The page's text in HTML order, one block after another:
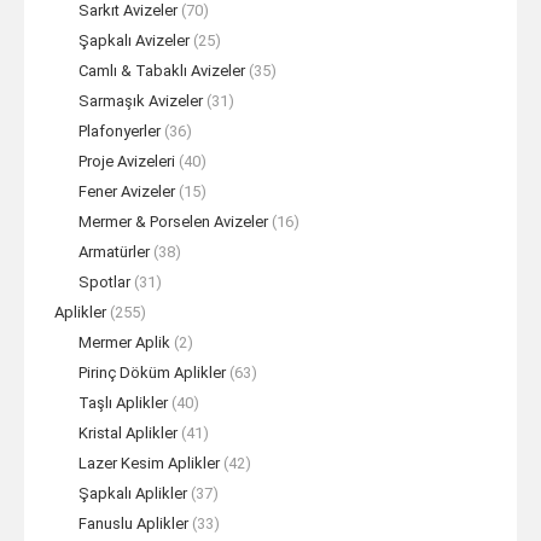
Sarkıt Avizeler (70)
Şapkalı Avizeler (25)
Camlı & Tabaklı Avizeler (35)
Sarmaşık Avizeler (31)
Plafonyerler (36)
Proje Avizeleri (40)
Fener Avizeler (15)
Mermer & Porselen Avizeler (16)
Armatürler (38)
Spotlar (31)
Aplikler (255)
Mermer Aplik (2)
Pirinç Döküm Aplikler (63)
Taşlı Aplikler (40)
Kristal Aplikler (41)
Lazer Kesim Aplikler (42)
Şapkalı Aplikler (37)
Fanuslu Aplikler (33)